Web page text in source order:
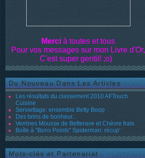
Merci à toutes et tous
Pour vos messages sur mon Livre d'Or,
C'est super gentil! ;o)
Du Nouveau Dans Les Articles
Les résultats du classement 2010 AFTouch
Cuisine
Serviettage: ensemble Betty Boop
Des brins de bonheur...
Verrines Mousse de Betterave et Chèvre frais
Boîte à "Bons Points" Spiderman: récup'
Mots-clés et Partenariat